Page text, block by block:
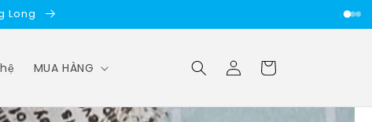
Long
MUA HÀNG
Đăng
nhập
hàng